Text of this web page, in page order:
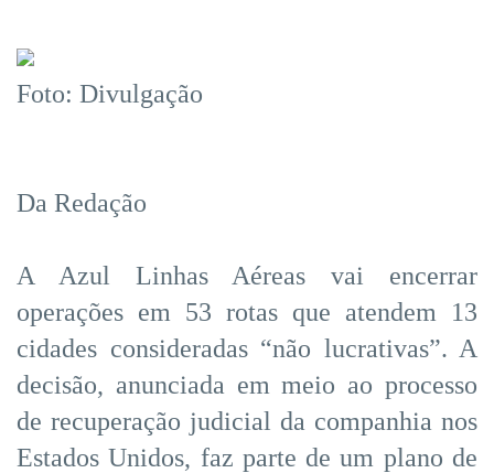
Foto: Divulgação
Da Redação
A Azul Linhas Aéreas vai encerrar
operações em 53 rotas que atendem 13
cidades consideradas “não lucrativas”. A
decisão, anunciada em meio ao processo
de recuperação judicial da companhia nos
Estados Unidos, faz parte de um plano de